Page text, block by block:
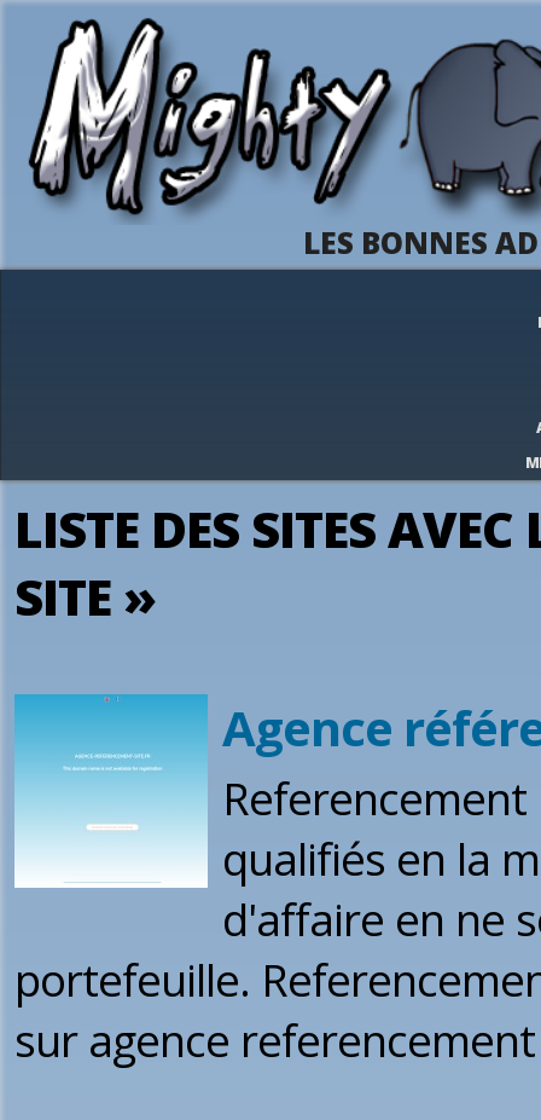
LES BONNES
LISTE DES SITES
SITE »
Agence
qualifiés en la
d'affaire en ne
portefeuille.
sur agence